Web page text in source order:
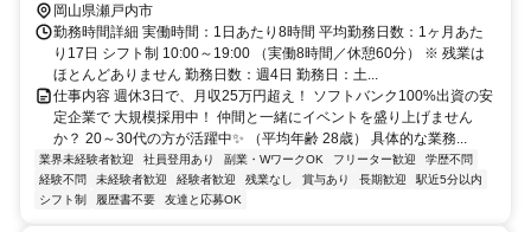
岡山県瀬戸内市
勤務時間詳細 実働時間：1日あたり8時間 平均勤務日数：1ヶ月あた
り17日 シフト制 10:00～19:00 （実働8時間／休憩60分） ※ 残業は
ほとんどありません 勤務日数：週4日 勤務日：土...
仕事内容 週休3日で、月収25万円超え！ ソフトバンク100%出資の安
定企業で 大規模採用中！ 仲間と一緒にイベントを盛り上げません
か？ 20～30代の方が活躍中✨ （平均年齢 28歳） 具体的な業務...
業界未経験者歓迎 社員登用あり 副業・WワークOK フリーター歓迎
学歴不問
経験不問
未経験者歓迎 経験者歓迎 残業なし 賞与あり 長期歓迎
駅近5分以内
シフト制
履歴書不要 友達と応募OK